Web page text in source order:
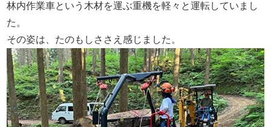
林内作業車という木材を運ぶ重機を軽々と運転していまし
た。
その姿は、たのもしささえ感じました。